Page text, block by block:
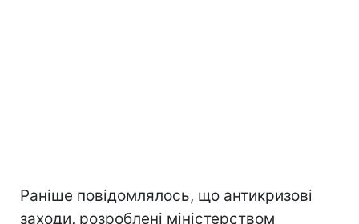
Раніше повідомлялось, що антикризові
заходи, розроблені міністерством